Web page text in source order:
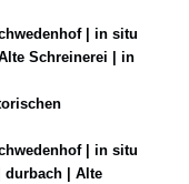
| in situ
Schreinerei | in
| in situ
durbach | Alte